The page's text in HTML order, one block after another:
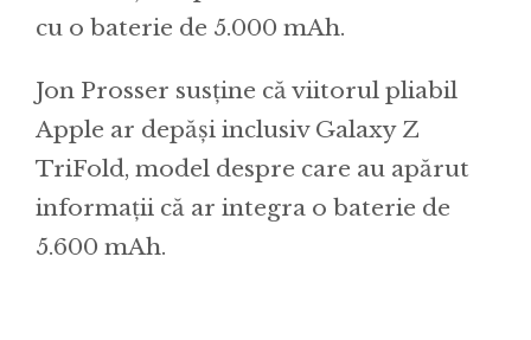
cu o baterie de 5.000 mAh.
Jon Prosser susține că viitorul pliabil
Apple ar depăși inclusiv Galaxy Z
TriFold, model despre care au apărut
informații că ar integra o baterie de
5.600 mAh.